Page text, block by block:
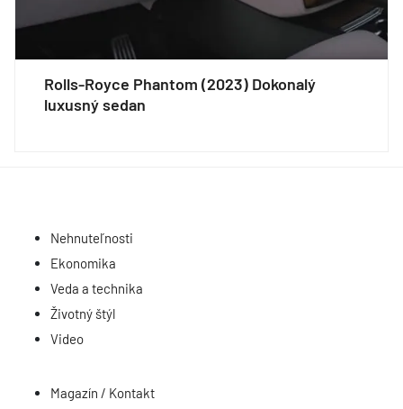
Rolls-Royce Phantom (2023) Dokonalý
luxusný sedan
Nehnuteľnosti
Ekonomika
Veda a technika
Životný štýl
Video
Magazín / Kontakt